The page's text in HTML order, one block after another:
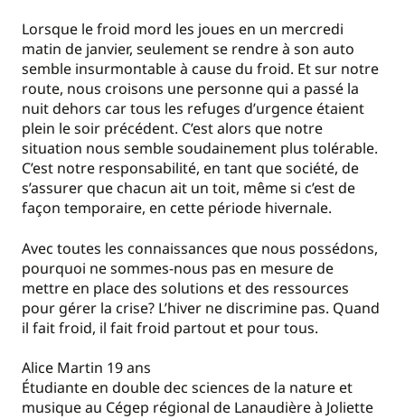
Lorsque le froid mord les joues en un mercredi
matin de janvier, seulement se rendre à son auto
semble insurmontable à cause du froid. Et sur notre
route, nous croisons une personne qui a passé la
nuit dehors car tous les refuges d’urgence étaient
plein le soir précédent. C’est alors que notre
situation nous semble soudainement plus tolérable.
C’est notre responsabilité, en tant que société, de
s’assurer que chacun ait un toit, même si c’est de
façon temporaire, en cette période hivernale.
Avec toutes les connaissances que nous possédons,
pourquoi ne sommes-nous pas en mesure de
mettre en place des solutions et des ressources
pour gérer la crise? L’hiver ne discrimine pas. Quand
il fait froid, il fait froid partout et pour tous.
Alice Martin 19 ans
Étudiante en double dec sciences de la nature et
musique au Cégep régional de Lanaudière à Joliette